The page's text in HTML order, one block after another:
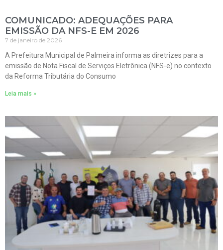
COMUNICADO: ADEQUAÇÕES PARA
EMISSÃO DA NFS-E EM 2026
7 de janeiro de 2026
A Prefeitura Municipal de Palmeira informa as diretrizes para a
emissão de Nota Fiscal de Serviços Eletrônica (NFS-e) no contexto
da Reforma Tributária do Consumo
Leia mais »